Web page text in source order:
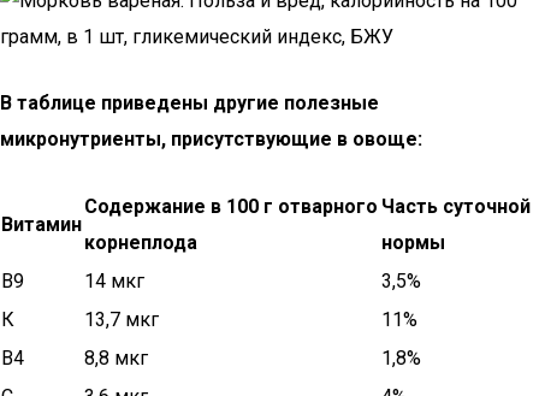
В таблице приведены другие полезные
микронутриенты, присутствующие в овоще:
Витамин
Содержание в 100 г отварного
корнеплода
Часть суточной
нормы
В9
14 мкг
3,5%
К
13,7 мкг
11%
В4
8,8 мкг
1,8%